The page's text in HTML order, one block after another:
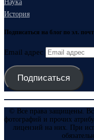
Наука
История
Подписаться на блог по эл.
Email адрес
Подписаться
© Все права защищены.
фотографий и прочих
лицензий на них. При